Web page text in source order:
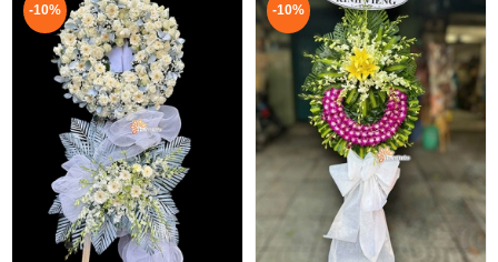
-10% -10%